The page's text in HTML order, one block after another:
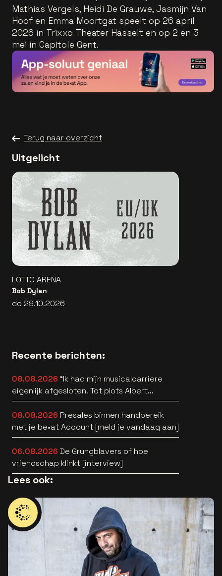
Mathias Vergels, Heidi De Grauwe, Jasmijn Van
Hoof en Emma Moortgat speelt op 26 april
2026 in Trixxo Theater Hasselt en op 2 en 3
mei in Capitole Gent.
Terug naar overzicht
Uitgelicht
LOTTO ARENA
Bob Dylan
do 29.10.2026
Recente berichten:
08.08.2026 “Ik had mijn musicalcarriere
eigenlijk afgesloten. Tot plots Albert
Verlinde belde” [interview]
08.08.2026 Presales binnen handbereik
met je be•at Account [meld je vandaag aan]
06.08.2026 De Grungblavers of hoe
vriendschap klinkt [interview]
Lees ook: